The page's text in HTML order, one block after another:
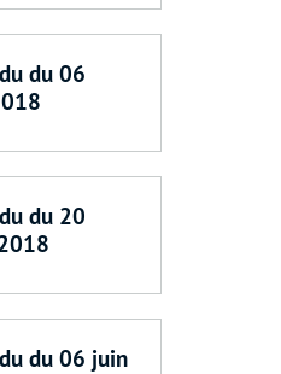
du 06
du 20
du 06 juin